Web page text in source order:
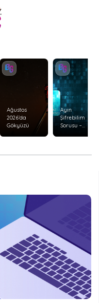
Ağustos
2026’da
Gökyüzü
Ayın
Şifrebilim
Sorusu –